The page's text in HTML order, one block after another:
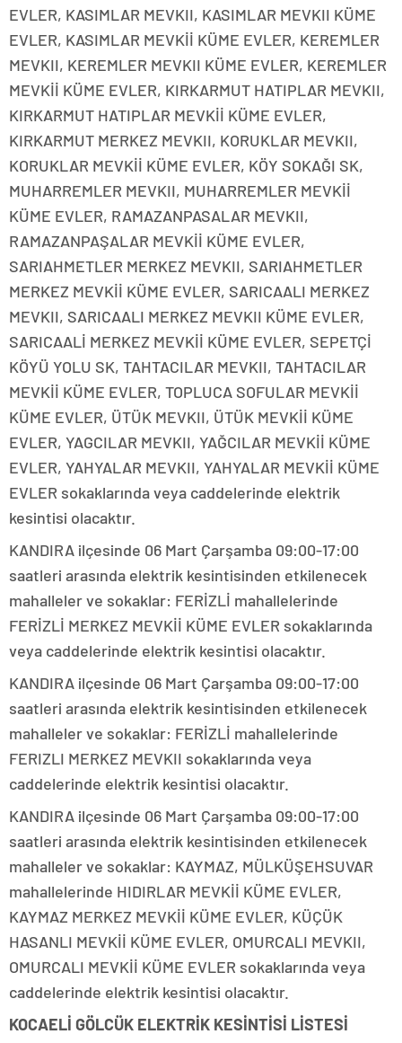
EVLER, KASIMLAR MEVKII, KASIMLAR MEVKII KÜME
EVLER, KASIMLAR MEVKİİ KÜME EVLER, KEREMLER
MEVKII, KEREMLER MEVKII KÜME EVLER, KEREMLER
MEVKİİ KÜME EVLER, KIRKARMUT HATIPLAR MEVKII,
KIRKARMUT HATIPLAR MEVKİİ KÜME EVLER,
KIRKARMUT MERKEZ MEVKII, KORUKLAR MEVKII,
KORUKLAR MEVKİİ KÜME EVLER, KÖY SOKAĞI SK,
MUHARREMLER MEVKII, MUHARREMLER MEVKİİ
KÜME EVLER, RAMAZANPASALAR MEVKII,
RAMAZANPAŞALAR MEVKİİ KÜME EVLER,
SARIAHMETLER MERKEZ MEVKII, SARIAHMETLER
MERKEZ MEVKİİ KÜME EVLER, SARICAALI MERKEZ
MEVKII, SARICAALI MERKEZ MEVKII KÜME EVLER,
SARICAALİ MERKEZ MEVKİİ KÜME EVLER, SEPETÇİ
KÖYÜ YOLU SK, TAHTACILAR MEVKII, TAHTACILAR
MEVKİİ KÜME EVLER, TOPLUCA SOFULAR MEVKİİ
KÜME EVLER, ÜTÜK MEVKII, ÜTÜK MEVKİİ KÜME
EVLER, YAGCILAR MEVKII, YAĞCILAR MEVKİİ KÜME
EVLER, YAHYALAR MEVKII, YAHYALAR MEVKİİ KÜME
EVLER sokaklarında veya caddelerinde elektrik
kesintisi olacaktır.
KANDIRA ilçesinde 06 Mart Çarşamba 09:00-17:00
saatleri arasında elektrik kesintisinden etkilenecek
mahalleler ve sokaklar: FERİZLİ mahallelerinde
FERİZLİ MERKEZ MEVKİİ KÜME EVLER sokaklarında
veya caddelerinde elektrik kesintisi olacaktır.
KANDIRA ilçesinde 06 Mart Çarşamba 09:00-17:00
saatleri arasında elektrik kesintisinden etkilenecek
mahalleler ve sokaklar: FERİZLİ mahallelerinde
FERIZLI MERKEZ MEVKII sokaklarında veya
caddelerinde elektrik kesintisi olacaktır.
KANDIRA ilçesinde 06 Mart Çarşamba 09:00-17:00
saatleri arasında elektrik kesintisinden etkilenecek
mahalleler ve sokaklar: KAYMAZ, MÜLKÜŞEHSUVAR
mahallelerinde HIDIRLAR MEVKİİ KÜME EVLER,
KAYMAZ MERKEZ MEVKİİ KÜME EVLER, KÜÇÜK
HASANLI MEVKİİ KÜME EVLER, OMURCALI MEVKII,
OMURCALI MEVKİİ KÜME EVLER sokaklarında veya
caddelerinde elektrik kesintisi olacaktır.
KOCAELİ GÖLCÜK ELEKTRİK KESİNTİSİ LİSTESİ